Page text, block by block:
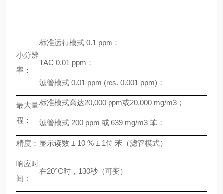
小分辨
率：
标准运行模式 0.1 ppm；
TAC 0.01 ppm；
滤管模式 0.01 ppm (res. 0.001 ppm)；
最大量
程：
标准模式高达20,000 ppm或20,000 mg/m3；
滤管模式 200 ppm 或 639 mg/m3 苯；
精度： 显示读数 ± 10 % ± 1位 苯（滤管模式）
响应时
间：
在20°C时，130秒（可变）